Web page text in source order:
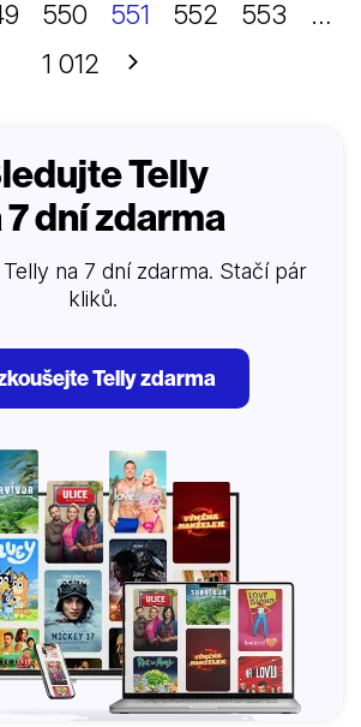
oheň – divoké a nepředvídatelné.
550 551 552 553
…
1 012
Další
Telly
7 dní zdarma
na 7 dní zdarma. Stačí pár
kliků.
Telly zdarma